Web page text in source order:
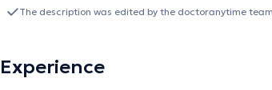
The description was edited by the doctoranytime
Experience